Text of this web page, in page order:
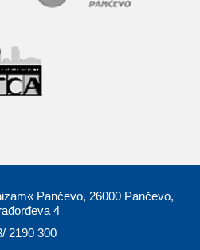
Pančevo, 26000 Pančevo,
4
2190 300